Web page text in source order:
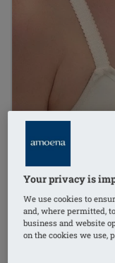
Your privacy is
We use cookies to
and, where permitted,
business and website
on the cookies we use,